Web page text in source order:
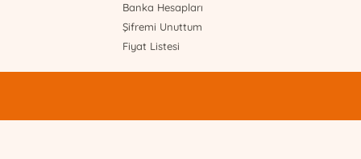
Banka Hesapları
Şifremi Unuttum
Fiyat Listesi